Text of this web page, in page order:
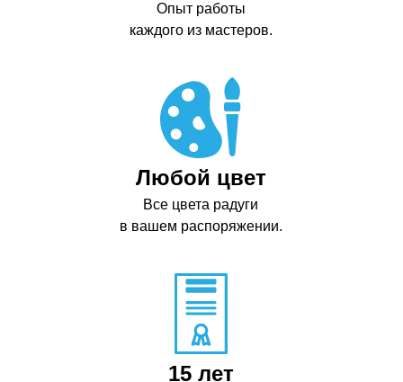
Опыт работы
каждого из мастеров.
Любой цвет
Все цвета радуги
в вашем распоряжении.
15 лет